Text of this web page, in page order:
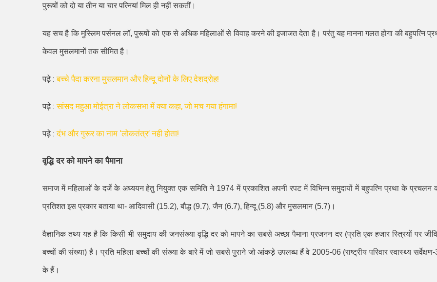
पुरूषों को दो या तीन या चार पत्नियां मिल ही नहीं सकतीं।
यह सच है कि मुस्लिम पर्सनल लॉ,पुरूषों को एक से अधिक महिलाओं से विवाह करने की इजाजत देता है। परंतु यह मानना गलत होगा की बहुपत्नि
केवल मुसलमानों तक सीमित है।
पढ़े :बच्चे पैदा करना मुसलमान और हिन्दू दोनों के लिए देशद्रोह!
पढ़े :सांसद महुआ मोईत्रा ने लोकसभा में क्या कहा, जो मच गया हंगामा!
पढ़े :दंभ और गुरूर का नाम ‘लोकतंत्र’ नही होता!
वृद्धि दर को मापने का पैमाना
समाज में महिलाओं के दर्जे के अध्ययन हेतु नियुक्त एक समिति ने 1974 में प्रकाशित अपनी रपट में विभिन्न समुदायों में बहुपत्नि प्रथा के प्रचलन
प्रतिशत इस प्रकार बताया था- आदिवासी (15.2),बौद्ध (9.7),जैन (6.7),हिन्दू (5.8) और मुसलमान (5.7) ।
वैज्ञानिक तथ्य यह है कि किसी भी समुदाय की जनसंख्या वृद्धि दर को मापने का सबसे अच्छा पैमाना प्रजनन दर (प्रति एक हजार स्त्रियों पर
बच्चों की संख्या) है। प्रति महिला बच्चों की संख्या के बारे में जो सबसे पुराने जो आंकड़े उपलब्ध हैं वे 2005-06 (राष्ट्रीय परिवार स्वास्थ्य सर्वेक्षण-
के हैं।